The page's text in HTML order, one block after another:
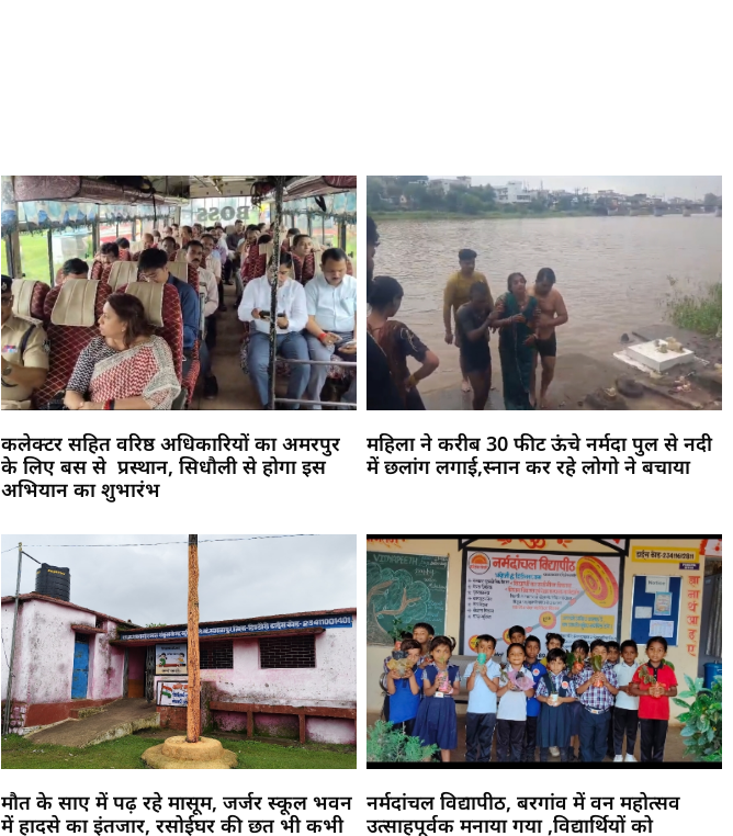
कलेक्टर सहित वरिष्ठ अधिकारियों का अमरपुर
के लिए बस से प्रस्थान, सिधौली से होगा इस
अभियान का शुभारंभ
महिला ने करीब 30 फीट ऊंचे नर्मदा पुल से नदी
में छलांग लगाई,स्नान कर रहे लोगो ने बचाया
मौत के साए में पढ़ रहे मासूम, जर्जर स्कूल भवन
में हादसे का इंतजार, रसोईघर की छत भी कभी
नर्मदांचल विद्यापीठ, बरगांव में वन महोत्सव
उत्साहपूर्वक मनाया गया ,विद्यार्थियों को